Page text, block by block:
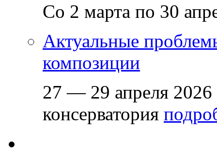
Со 2 марта по 30
Актуальные
композиции
27 — 29 апреля 2026
консерватория